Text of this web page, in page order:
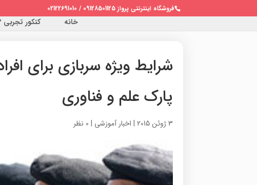
فروشگاه اینترنتی پرواز 09128501125 / 02122691010
خانه کنکور تجربی 1403
شرایط ویژه سربازی برای
پارک علم و فناوری
3 ژوئن 2015 | اخبار آموزشی | 0 نظر